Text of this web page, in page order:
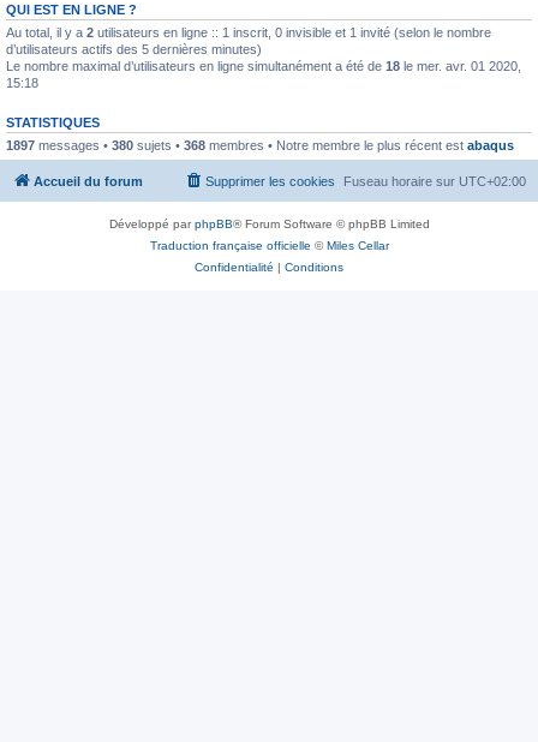
QUI EST EN LIGNE ?
Au total, il y a 2 utilisateurs en ligne :: 1 inscrit, 0 invisible et 1 invité (selon le nombre
d’utilisateurs actifs des 5 dernières minutes)
Le nombre maximal d’utilisateurs en ligne simultanément a été de 18 le mer. avr. 01 2020,
15:18
STATISTIQUES
1897 messages • 380 sujets • 368 membres • Notre membre le plus récent est abaqus
Accueil du forum Fuseau horaire sur UTC+02:00
Supprimer les cookies
Développé parphpBB® Forum Software © phpBB Limited
Traduction française officielle ©Miles Cellar
Confidentialité | Conditions